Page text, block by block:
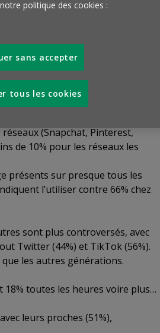
réseau social en tête de liste
et jusqu’à 7 pour les
moyenne.
un compte et qui l’utilise,
(Snapchat, Pinterest,
de 10% pour les réseaux les
présents sur presque tous les
l’utiliser contre 66% chez
sont plus controversés, avec
Twitter (44%) et TikTok (56%).
les autres générations.
18% toutes les heures voire plus…
leurs proches (51%),
politique des cookies :
sans accepter
tous les cookies